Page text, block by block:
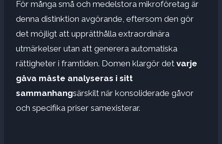
För många små och medelstora mikroföretag är
denna distinktion avgörande, eftersom den gör
det möjligt att upprätthålla extraordinära
utmärkelser utan att generera automatiska
rättigheter i framtiden. Domen klargör det varje
gåva måste analyseras i sitt
sammanhangsärskilt när konsoliderade gåvor
och specifika priser samexisterar.